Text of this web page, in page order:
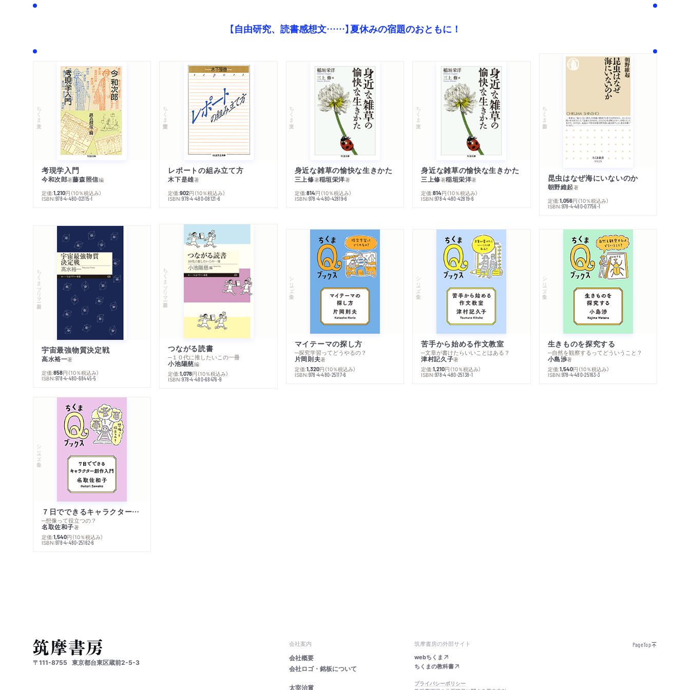
【自由研究、読書感想文……】夏休みの宿題のおともに！
ちくま文庫
考現学入門
今和次郎著藤森照信編
定価:1,210円 （10％税込み）
ISBN:978-4-480-02115-1
ちくま学芸文庫
レポートの組み立て方
木下是雄著
定価:902円 （10％税込み）
ISBN:978-4-480-08121-6
ちくま文庫
身近な雑草の愉快な生きかた
三上修著稲垣栄洋著
定価:814円 （10％税込み）
ISBN:978-4-480-42819-6
ちくま文庫
身近な雑草の愉快な生きかた
三上修著稲垣栄洋著
定価:814円 （10％税込み）
ISBN:978-4-480-42819-6
ちくま新書
昆虫はなぜ海にいないのか
朝野維起著
定価:1,056円 （10％税込み）
ISBN:978-4-480-07756-1
ちくまプリマー新書
宇宙最強物質決定戦
高水裕一著
定価:858円 （10％税込み）
ISBN:978-4-480-68445-5
ちくまプリマー新書
つながる読書
─１０代に推したいこの一冊
小池陽慈編
定価:1,078円 （10％税込み）
ISBN:978-4-480-68476-9
シリーズ・全集
マイテーマの探し方
─探究学習ってどうやるの？
片岡則夫著
定価:1,320円 （10％税込み）
ISBN:978-4-480-25117-6
シリーズ・全集
苦手から始める作文教室
─文章が書けたらいいことはある？
津村記久子著
定価:1,210円 （10％税込み）
ISBN:978-4-480-25138-1
シリーズ・全集
生きものを探究する
─自然を観察するってどういうこと？
小島渉著
定価:1,540円 （10％税込み）
ISBN:978-4-480-25163-3
シリーズ・全集
７日でできるキャラクター創作入門
─想像って役立つの？
名取佐和子著
定価:1,540円 （10％税込み）
ISBN:978-4-480-25162-6
〒111-8755 東京都台東区蔵前2-5-3
会社案内
会社概要
会社ロゴ・銘板について
太宰治賞
筑摩書房の外部サイト
webちくま
ちくまの教科書
プライバシーポリシー
PageTop